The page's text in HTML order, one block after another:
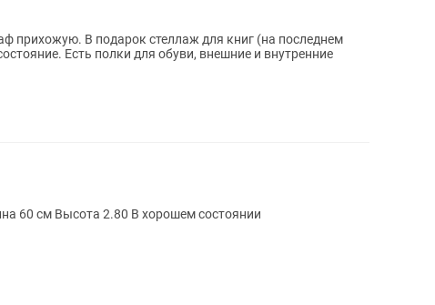
прихожую. В подарок стеллаж для книг (на последнем
и внутренние
60 см Высота 2.80 В хорошем состоянии